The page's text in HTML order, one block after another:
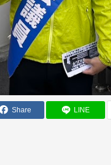
Share LINE